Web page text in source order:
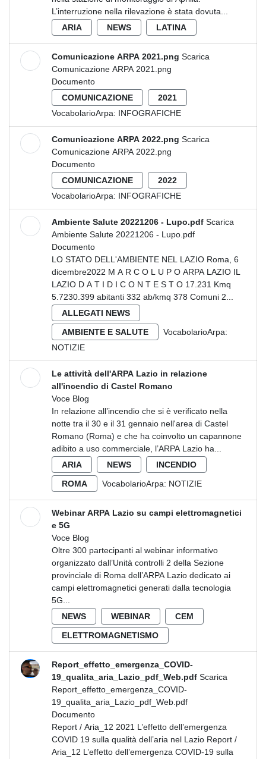
L’interruzione nella rilevazione è stata dovuta...
ARIA
NEWS LATINA
Comunicazione ARPA 2021.png Scarica
Comunicazione ARPA 2021.png
Documento
COMUNICAZIONE
2021
VocabolarioArpa: INFOGRAFICHE
Comunicazione ARPA 2022.png Scarica
Comunicazione ARPA 2022.png
Documento
COMUNICAZIONE
2022
VocabolarioArpa: INFOGRAFICHE
Ambiente Salute 20221206 - Lupo.pdf Scarica
Ambiente Salute 20221206 - Lupo.pdf
Documento
LO STATO DELL'AMBIENTE NEL LAZIO Roma, 6
dicembre2022 M A R C O L U P O ARPA LAZIO IL
LAZIO D A T I D I C O N T E S T O 17.231 Kmq
5.7230.399 abitanti 332 ab/kmq 378 Comuni 2...
ALLEGATI NEWS
AMBIENTE E SALUTE
VocabolarioArpa:
NOTIZIE
Le attività dell'ARPA Lazio in relazione
all'incendio di Castel Romano
Voce Blog
In relazione all’incendio che si è verificato nella
notte tra il 30 e il 31 gennaio nell'area di Castel
Romano (Roma) e che ha coinvolto un capannone
adibito a uso commerciale, l’ARPA Lazio ha...
ARIA
NEWS
INCENDIO
ROMA
VocabolarioArpa: NOTIZIE
Webinar ARPA Lazio su campi elettromagnetici
e 5G
Voce Blog
Oltre 300 partecipanti al webinar informativo
organizzato dall’Unità controlli 2 della Sezione
provinciale di Roma dell’ARPA Lazio dedicato ai
campi elettromagnetici generati dalla tecnologia
5G...
NEWS
WEBINAR
CEM
ELETTROMAGNETISMO
Report_effetto_emergenza_COVID-
19_qualita_aria_Lazio_pdf_Web.pdf Scarica
Report_effetto_emergenza_COVID-
19_qualita_aria_Lazio_pdf_Web.pdf
Documento
Report / Aria_12 2021 L’effetto dell’emergenza
COVID 19 sulla qualità dell’aria nel Lazio Report /
Aria_12 L’effetto dell’emergenza COVID-19 sulla